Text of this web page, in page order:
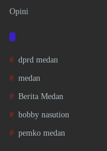
Opini
dprd medan
medan
Berita Medan
bobby nasution
pemko medan